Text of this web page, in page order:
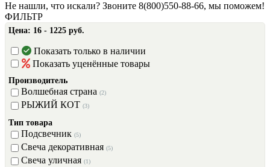
Не нашли, что искали? Звоните 8(800)550-88-66, мы поможем!
ФИЛЬТР
Цена: 16 - 1225 руб.
Показать только в наличии
Показать уценённые товары
Производитель
Волшебная страна (2)
РЫЖИЙ КОТ (3)
Тип товара
Подсвечник (5)
Свеча декоративная (5)
Свеча уличная (1)